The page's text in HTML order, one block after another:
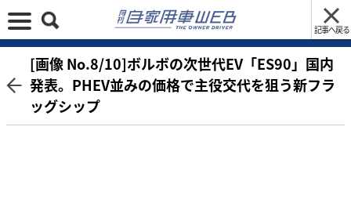
記事へ戻る
[画像 No.8/10]ボルボの次世代EV「ES90」国内
発表。PHEV並みの価格で主役交代を狙う新フラ
ッグシップ